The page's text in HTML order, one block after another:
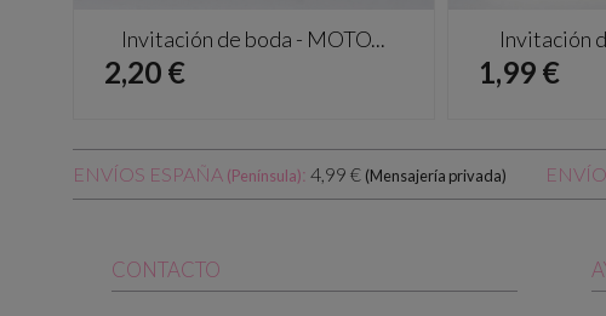
Invitación de boda - MOTO...
Precio
2,20 €
Invitación
Precio
1,99 €
ENVÍOS ESPAÑA (Península): 4,99 € (Mensajería privada)
CONTACTO